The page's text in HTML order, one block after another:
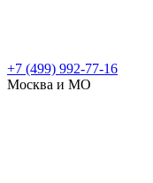
+7 (499) 992-77-16
Москва и МО